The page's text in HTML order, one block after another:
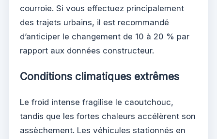
courroie. Si vous effectuez principalement
des trajets urbains, il est recommandé
d’anticiper le changement de 10 à 20 % par
rapport aux données constructeur.
Conditions climatiques extrêmes
Le froid intense fragilise le caoutchouc,
tandis que les fortes chaleurs accélèrent son
assèchement. Les véhicules stationnés en